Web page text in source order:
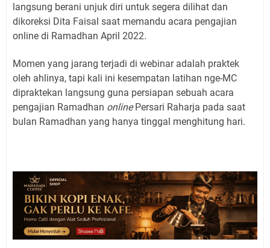
langsung berani unjuk diri untuk segera dilihat dan
dikoreksi Dita Faisal saat memandu acara pengajian
online di Ramadhan April 2022.
Momen yang jarang terjadi di webinar adalah praktek
oleh ahlinya, tapi kali ini kesempatan latihan nge-MC
dipraktekan langsung guna persiapan sebuah acara
pengajian Ramadhan onlinePersari Raharja pada saat
bulan Ramadhan yang hanya tinggal menghitung hari.